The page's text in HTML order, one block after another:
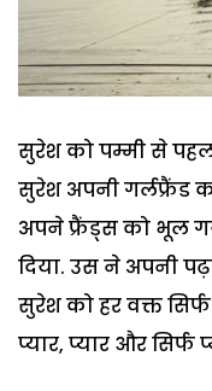
सुरेश को पम्मी से
सुरेश अपनी गर्लफ्रैंड
अपने फ्रैंड्स को भूल
दिया. उस ने अपनी
सुरेश को हर वक्त
प्यार, प्यार और सिर्फ